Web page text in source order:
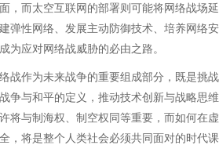
，而太空互联网的部署则可能将网络战场
弹性网络、发展主动防御技术、培养网络
为应对网络战威胁的必由之路。
战作为未来战争的重要组成部分，既是挑
争与和平的定义，推动技术创新与战略思
将与制海权、制空权同等重要，而如何在
，将是整个人类社会必须共同面对的时代课